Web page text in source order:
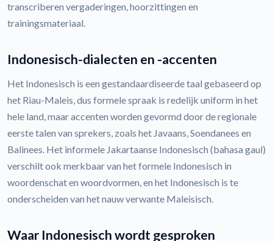
transcriberen vergaderingen, hoorzittingen en
trainingsmateriaal.
Indonesisch-dialecten en -accenten
Het Indonesisch is een gestandaardiseerde taal gebaseerd op
het Riau-Maleis, dus formele spraak is redelijk uniform in het
hele land, maar accenten worden gevormd door de regionale
eerste talen van sprekers, zoals het Javaans, Soendanees en
Balinees. Het informele Jakartaanse Indonesisch (bahasa gaul)
verschilt ook merkbaar van het formele Indonesisch in
woordenschat en woordvormen, en het Indonesisch is te
onderscheiden van het nauw verwante Maleisisch.
Waar Indonesisch wordt gesproken